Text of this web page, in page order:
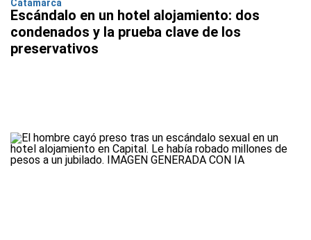
Catamarca
Escándalo en un hotel alojamiento: dos
condenados y la prueba clave de los
preservativos